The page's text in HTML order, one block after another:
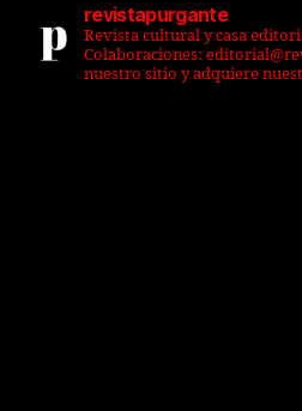
revistapurgante
Revista cultural y casa
Colaboraciones:
nuestro sitio y adquiere